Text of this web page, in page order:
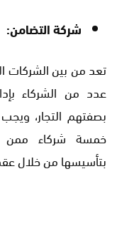
شركة التضامن:
تعد من بين الشركات
عدد من الشركاء
بصفتهم التجار،
خمسة شركاء ممن
بتأسيسها من خلال